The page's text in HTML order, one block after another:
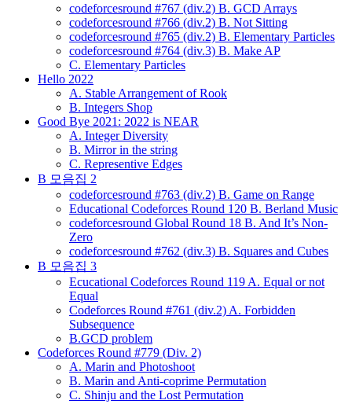
codeforcesround #767 (div.2) B. GCD Arrays
codeforcesround #766 (div.2) B. Not Sitting
codeforcesround #765 (div.2) B. Elementary Particles
codeforcesround #764 (div.3) B. Make AP
C. Elementary Particles
Hello 2022
A. Stable Arrangement of Rook
B. Integers Shop
Good Bye 2021: 2022 is NEAR
A. Integer Diversity
B. Mirror in the string
C. Representive Edges
B 모음집 2
codeforcesround #763 (div.2) B. Game on Range
Educational Codeforces Round 120 B. Berland Music
codeforcesround Global Round 18 B. And It’s Non-
Zero
codeforcesround #762 (div.3) B. Squares and Cubes
B 모음집 3
Ecucational Codeforces Round 119 A. Equal or not
Equal
Codeforces Round #761 (div.2) A. Forbidden
Subsequence
B.GCD problem
Codeforces Round #779 (Div. 2)
A. Marin and Photoshoot
B. Marin and Anti-coprime Permutation
C. Shinju and the Lost Permutation